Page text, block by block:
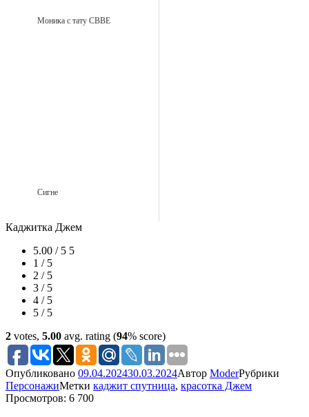
Моника с тату CBBE
Сигне
Каджитка Джем
5.00 / 5 5
1 / 5
2 / 5
3 / 5
4 / 5
5 / 5
2 votes, 5.00 avg. rating (94% score)
Опубликовано 09.04.202430.03.2024Автор ModerРубрики
ПерсонажиМетки каджит спутница, красотка Джем
Просмотров: 6 700